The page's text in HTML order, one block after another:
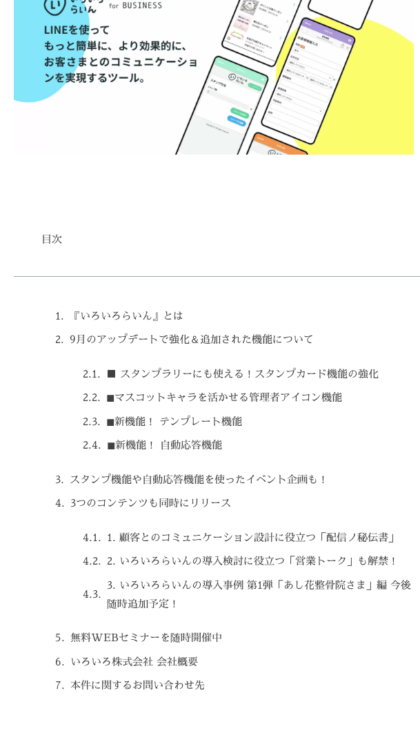
目次
『いろいろらいん』とは
9月のアップデートで強化＆追加された機能について
■ スタンプラリーにも使える！スタンプカード機能の強化
◼マスコットキャラを活かせる管理者アイコン機能
◼新機能！ テンプレート機能
◼新機能！ 自動応答機能
スタンプ機能や自動応答機能を使ったイベント企画も！
3つのコンテンツも同時にリリース
1. 顧客とのコミュニケーション設計に役立つ「配信ノ秘伝書」
2. いろいろらいんの導入検討に役立つ「営業トーク」も解禁！
3. いろいろらいんの導入事例 第1弾「あし花整骨院さま」編 今後
随時追加予定！
無料WEBセミナーを随時開催中
いろいろ株式会社 会社概要
本件に関するお問い合わせ先